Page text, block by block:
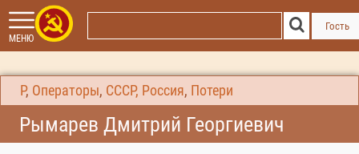
МЕНЮ
Гость
Р, Операторы, СССР, Россия, Потери
Рымарев Дмитрий Георгиевич